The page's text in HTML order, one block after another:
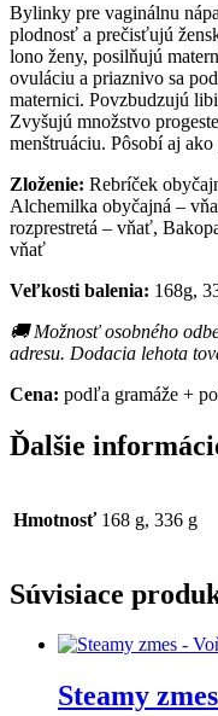
Bylinky pre vaginálnu
plodnosť a prečisťujú
lono ženy, posilňujú
ovuláciu a priaznivo sa
maternici. Povzbudzujú
Zvyšujú množstvo
menštruáciu. Pôsobí aj
Zloženie: Rebríček
Alchemilka obyčajná –
rozprestretá – vňať,
vňať
Veľkosti balenia: 168g,
🚚 Možnosť osobného
adresu. Dodacia lehota
Cena: podľa gramáže +
Ďalšie
Hmotnosť 168 g, 336 g
Súvisiace
Steamy